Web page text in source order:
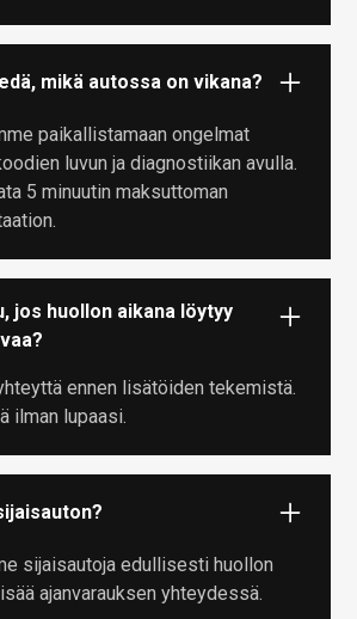
mikä autossa on vikana?
paikallistamaan ongelmat
luvun ja diagnostiikan avulla.
5 minuutin maksuttoman
jos huollon aikana löytyy
ennen lisätöiden tekemistä.
ilman lupaasi.
sijaisautoja edullisesti huollon
ajanvarauksen yhteydessä.